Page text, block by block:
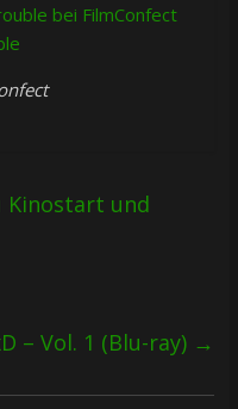
bei FilmConfect
Kinostart und
– Vol. 1 (Blu-ray) →